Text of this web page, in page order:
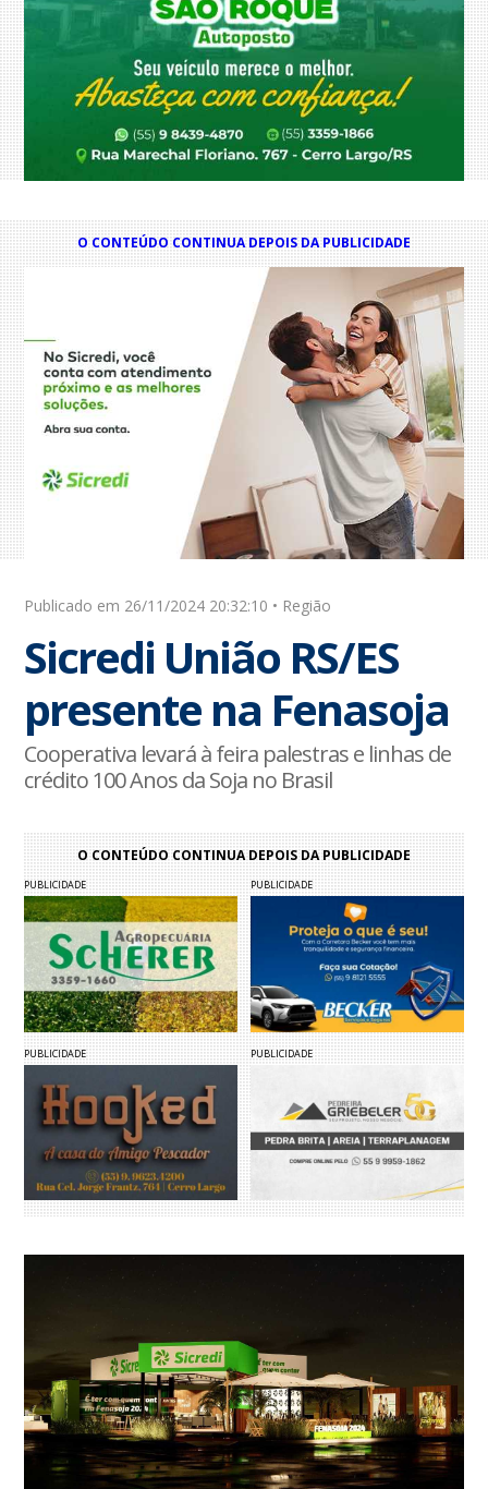
O CONTEÚDO CONTINUA DEPOIS DA PUBLICIDADE
Publicado em 26/11/2024 20:32:10 • Região
Sicredi União RS/ES
presente na Fenasoja
Cooperativa levará à feira palestras e linhas de
crédito 100 Anos da Soja no Brasil
O CONTEÚDO CONTINUA DEPOIS DA PUBLICIDADE
PUBLICIDADE PUBLICIDADE
PUBLICIDADE PUBLICIDADE